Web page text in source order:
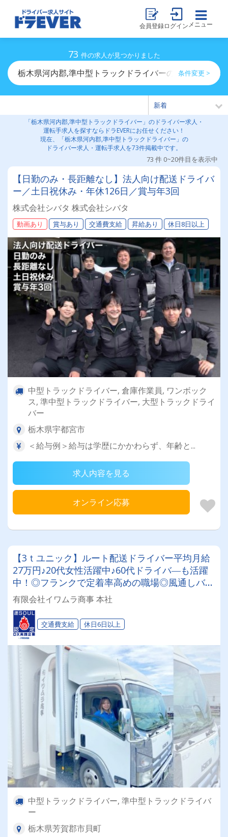
会員登録ログイン メニュー
73 件の求人が見つかりました
栃木県河内郡,準中型トラックドライバーのドライバー求
条件変更 >
「栃木県河内郡,準中型トラックドライバー」のドライバー求人・
運転手求人を探すならドラEVERにお任せください！
現在、「栃木県河内郡,準中型トラックドライバー」の
ドライバー求人・運転手求人を73件掲載中です。
73 件 0~20件目を表示中
【日勤のみ・長距離なし】法人向け配送ドライバ
ー／土日祝休み・年休126日／賞与年3回
株式会社シバタ 株式会社シバタ
動画あり 賞与あり 交通費支給 昇給あり 休日8日以上
中型トラックドライバー, 倉庫作業員, ワンボック
ス, 準中型トラックドライバー, 大型トラックドライ
バー
栃木県宇都宮市
＜給与例＞給与は学歴にかかわらず、年齢と...
求人内容を見る
オンライン応募
【3ｔユニック】ルート配送ドライバー平均月給
27万円♪20代女性活躍中♪60代ドライバ―も活躍
中！◎フランクで定着率高めの職場◎風通しバツ
グン！＼＼資格取得制度でキャリアアップも可能
／／普通免許（AT限定可）があればOK！資格取
得は全額会社が負担✨月残業時間10時間以内と少
なめ♪【年間休日105日】
有限会社イワムラ商事 本社
交通費支給 休日6日以上
中型トラックドライバー, 準中型トラックドライバ
ー
栃木県芳賀郡市貝町